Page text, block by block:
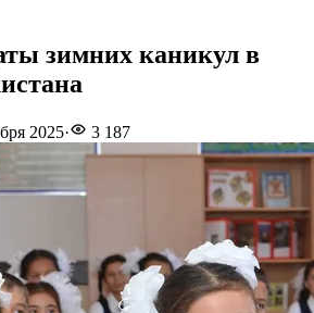
зимних каникул в
2025· 3 187